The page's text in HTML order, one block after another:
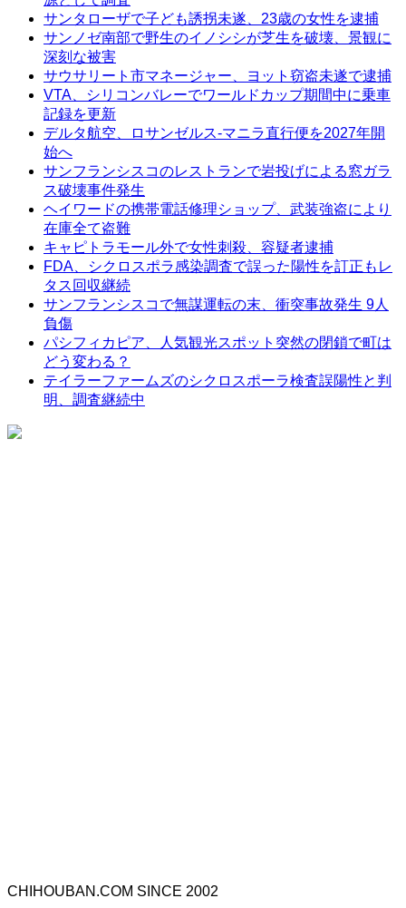
サンタローザで子ども誘拐未遂、23歳の女性を逮捕
サンノゼ南部で野生のイノシシが芝生を破壊、景観に
深刻な被害
サウサリート市マネージャー、ヨット窃盗未遂で逮捕
VTA、シリコンバレーでワールドカップ期間中に乗車
記録を更新
デルタ航空、ロサンゼルス-マニラ直行便を2027年開
始へ
サンフランシスコのレストランで岩投げによる窓ガラ
ス破壊事件発生
ヘイワードの携帯電話修理ショップ、武装強盗により
在庫全て盗難
キャピトラモール外で女性刺殺、容疑者逮捕
FDA、シクロスポラ感染調査で誤った陽性を訂正もレ
タス回収継続
サンフランシスコで無謀運転の末、衝突事故発生 9人
負傷
パシフィカピア、人気観光スポット突然の閉鎖で町は
どう変わる？
テイラーファームズのシクロスポーラ検査誤陽性と判
明、調査継続中
CHIHOUBAN.COM SINCE 2002